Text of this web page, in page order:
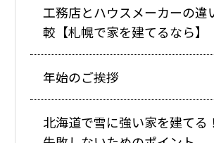
工務店とハウスメーカーの違
較【札幌で家を建てるなら】
年始のご挨拶
北海道で雪に強い家を建てる